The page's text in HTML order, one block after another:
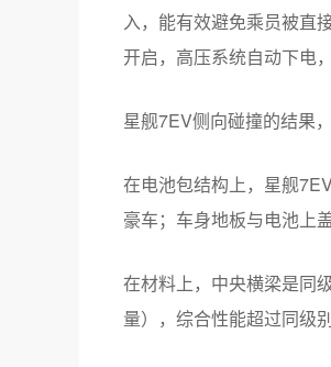
入，能有效避免乘员被直
开启，高压系统自动下电
星舰7EV侧向碰撞的结果
在电池包结构上，星舰
豪车；车身地板与电池上
在材料上，中央横梁是同
量），综合性能超过同级